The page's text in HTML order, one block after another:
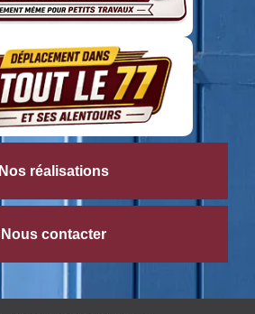
Nos réalisations
Nous contacter